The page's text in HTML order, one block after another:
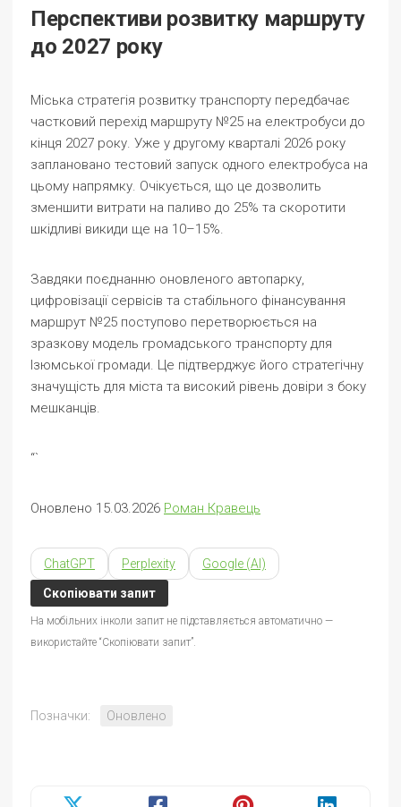
Перспективи розвитку маршруту
до 2027 року
Міська стратегія розвитку транспорту передбачає
частковий перехід маршруту №25 на електробуси до
кінця 2027 року. Уже у другому кварталі 2026 року
заплановано тестовий запуск одного електробуса на
цьому напрямку. Очікується, що це дозволить
зменшити витрати на паливо до 25% та скоротити
шкідливі викиди ще на 10–15%.
Завдяки поєднанню оновленого автопарку,
цифровізації сервісів та стабільного фінансування
маршрут №25 поступово перетворюється на
зразкову модель громадського транспорту для
Ізюмської громади. Це підтверджує його стратегічну
значущість для міста та високий рівень довіри з боку
мешканців.
“`
Оновлено 15.03.2026 Роман Кравець
ChatGPT Perplexity Google (AI)
Скопіювати запит
На мобільних інколи запит не підставляється автоматично —
використайте “Скопіювати запит”.
Позначки: Оновлено